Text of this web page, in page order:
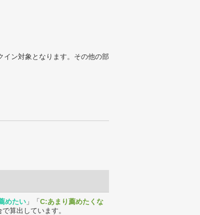
ン対象となります。その他の部
めたい 」「C:あまり薦めたくな
算出しています。